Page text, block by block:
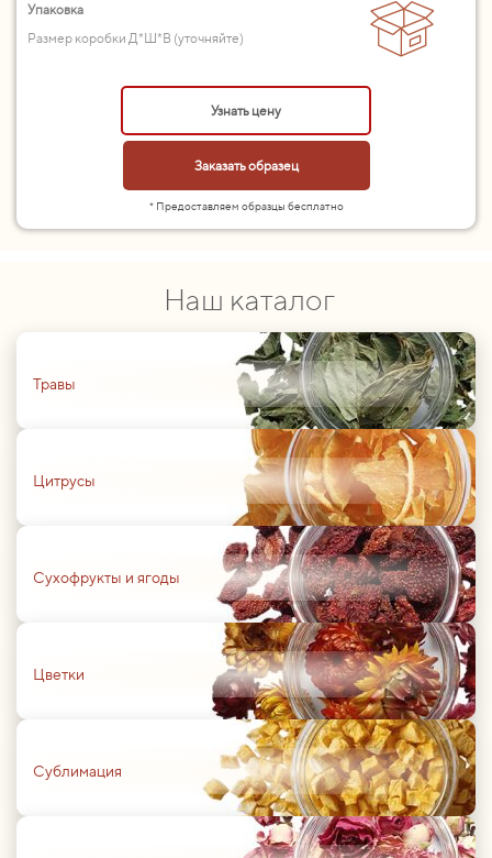
Упаковка
Размер коробки Д*Ш*В (уточняйте)
Узнать цену
Заказать образец
* Предоставляем образцы бесплатно
Наш каталог
Травы
Цитрусы
Сухофрукты и ягоды
Цветки
Сублимация